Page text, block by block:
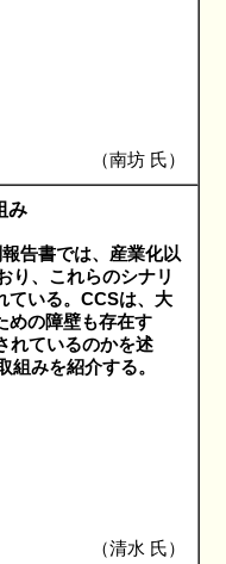
（南坊 氏）
み
告書では、産業化以
り、これらのシナリ
ている。CCSは、大
めの障壁も存在す
れているのかを述
みを紹介する。
（清水 氏）